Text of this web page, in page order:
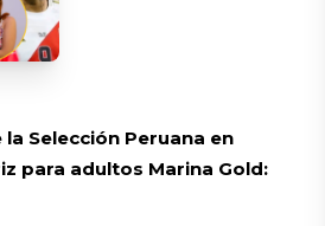
Selección Peruana en
para adultos Marina Gold: